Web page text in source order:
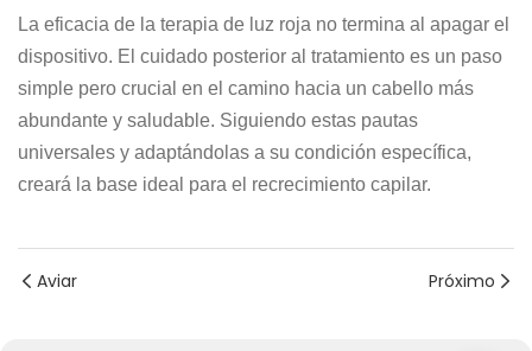
La eficacia de la terapia de luz roja no termina al apagar el
dispositivo. El cuidado posterior al tratamiento es un paso
simple pero crucial en el camino hacia un cabello más
abundante y saludable. Siguiendo estas pautas
universales y adaptándolas a su condición específica,
creará la base ideal para el recrecimiento capilar.
Aviar Próximo